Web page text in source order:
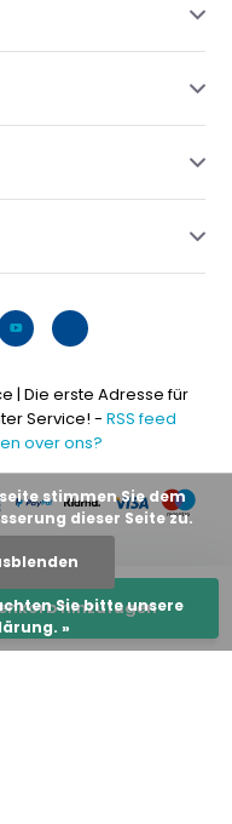
hinzufügen
| Die erste Adresse für
Service! - RSS feed
over ons?
stimmen Sie dem
dieser Seite zu.
Sie bitte unsere
»